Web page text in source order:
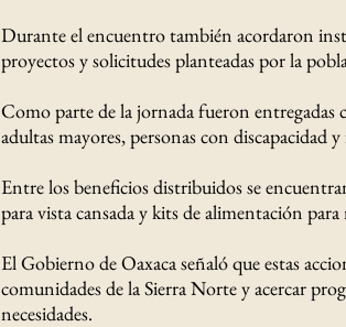
Durante el encuentro también acordaron
proyectos y solicitudes planteadas por la
Como parte de la jornada fueron entregadas
adultas mayores, personas con discapacidad
Entre los beneficios distribuidos se
para vista cansada y kits de alimentación
El Gobierno de Oaxaca señaló que estas
comunidades de la Sierra Norte y acercar
necesidades.